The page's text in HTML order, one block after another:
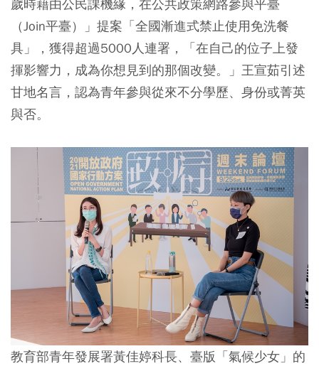
歲時藉由公民課機緣，在公共政策網路參與平臺
（Join平臺）」提案「全國漸進式禁止使用免洗餐
具」，獲得超過5000人連署，「在自己的位子上發
揮影響力，成為你想見到的那個改變。」王宣茹引述
甘地名言，認為青年參與從來不分學歷、身份或菁英
與否。
教育部青年發展署黃佳婷科長、臺版「氣候少女」的